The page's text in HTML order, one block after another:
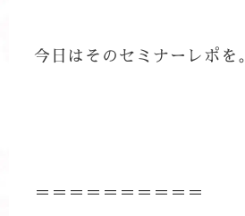
今日はそのセミナーレポを。
＝＝＝＝＝＝＝＝＝＝